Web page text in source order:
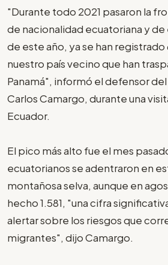
"Durante todo 2021 pasaron la
de nacionalidad ecuatoriana y
de este año, ya se han
nuestro país vecino que han
Panamá", informó el defensor
Carlos Camargo, durante una
Ecuador.
El pico más alto fue el mes
ecuatorianos se adentraron en
montañosa selva, aunque en
hecho 1.581, "una cifra
alertar sobre los riesgos que
migrantes", dijo Camargo.